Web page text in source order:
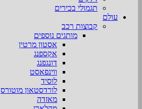
תגמולי בכירים
עולם
קבוצות רכב
מותגים נוספים
אסטון מרטין
אקספנג
דונגפנג
ווינפאסט
לוסיד
לורדסטאון מוטורס
מאזדה